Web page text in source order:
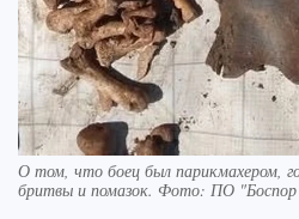
О том, что боец был парикмахером,
бритвы и помазок. Фото: ПО